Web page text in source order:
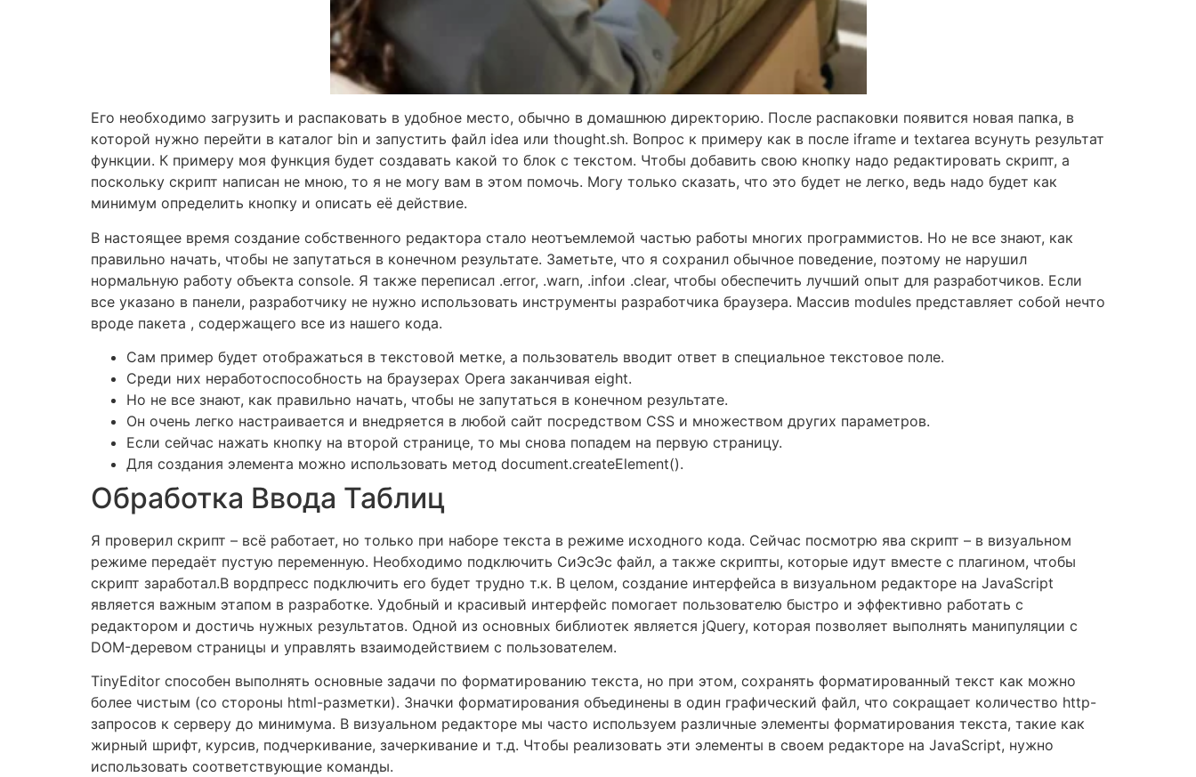
Его необходимо загрузить и распаковать в удобное место, обычно в домашнюю директорию. После распаковки появится новая папка, в
которой нужно перейти в каталог bin и запустить файл idea или thought.sh. Вопрос к примеру как в после iframe и textarea всунуть результат
функции. К примеру моя функция будет создавать какой то блок с текстом. Чтобы добавить свою кнопку надо редактировать скрипт, а
поскольку скрипт написан не мною, то я не могу вам в этом помочь. Могу только сказать, что это будет не легко, ведь надо будет как
минимум определить кнопку и описать её действие.
В настоящее время создание собственного редактора стало неотъемлемой частью работы многих программистов. Но не все знают, как
правильно начать, чтобы не запутаться в конечном результате. Заметьте, что я сохранил обычное поведение, поэтому не нарушил
нормальную работу объекта console. Я также переписал .error, .warn, .infoи .clear, чтобы обеспечить лучший опыт для разработчиков. Если
все указано в панели, разработчику не нужно использовать инструменты разработчика браузера. Массив modules представляет собой нечто
вроде пакета , содержащего все из нашего кода.
Сам пример будет отображаться в текстовой метке, а пользователь вводит ответ в специальное текстовое поле.
Среди них неработоспособность на браузерах Opera заканчивая eight.
Но не все знают, как правильно начать, чтобы не запутаться в конечном результате.
Он очень легко настраивается и внедряется в любой сайт посредством CSS и множеством других параметров.
Если сейчас нажать кнопку на второй странице, то мы снова попадем на первую страницу.
Для создания элемента можно использовать метод document.createElement().
Обработка Ввода Таблиц
Я проверил скрипт – всё работает, но только при наборе текста в режиме исходного кода. Сейчас посмотрю ява скрипт – в визуальном
режиме передаёт пустую переменную. Необходимо подключить СиЭсЭс файл, а также скрипты, которые идут вместе с плагином, чтобы
скрипт заработал.В вордпресс подключить его будет трудно т.к. В целом, создание интерфейса в визуальном редакторе на JavaScript
является важным этапом в разработке. Удобный и красивый интерфейс помогает пользователю быстро и эффективно работать с
редактором и достичь нужных результатов. Одной из основных библиотек является jQuery, которая позволяет выполнять манипуляции с
DOM-деревом страницы и управлять взаимодействием с пользователем.
TinyEditor способен выполнять основные задачи по форматированию текста, но при этом, сохранять форматированный текст как можно
более чистым (со стороны html-разметки). Значки форматирования объединены в один графический файл, что сокращает количество http-
запросов к серверу до минимума. В визуальном редакторе мы часто используем различные элементы форматирования текста, такие как
жирный шрифт, курсив, подчеркивание, зачеркивание и т.д. Чтобы реализовать эти элементы в своем редакторе на JavaScript, нужно
использовать соответствующие команды.